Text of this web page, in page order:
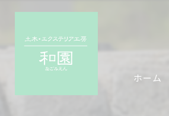
ホーム